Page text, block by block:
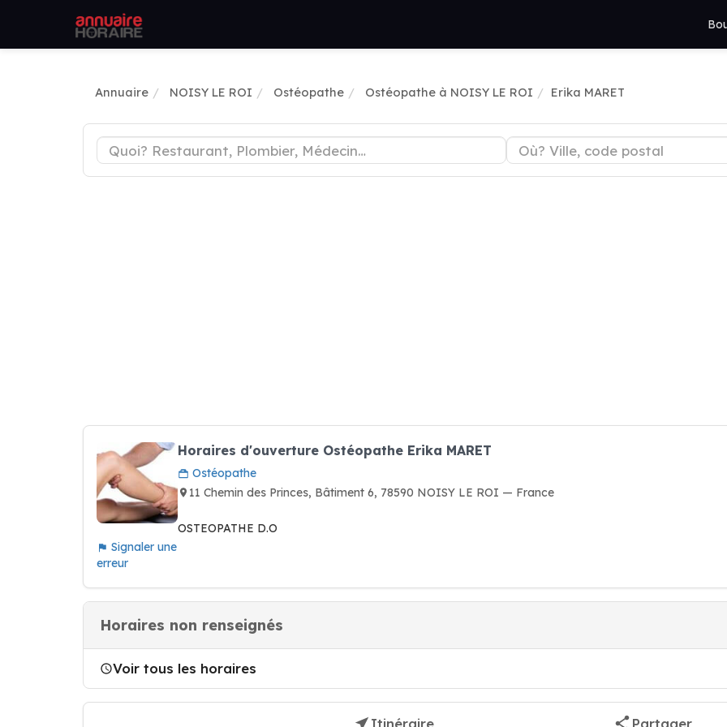
Annuaire NOISY LE ROI Ostéopathe Ostéopathe à NOISY LE ROI Erika MARET
Signaler une
erreur
Horaires d'ouverture Ostéopathe Erika MARET
Ostéopathe
11 Chemin des Princes, Bâtiment 6, 78590 NOISY LE ROI — France
OSTEOPATHE D.O
Horaires non renseignés
Voir tous les horaires
Itinéraire Partager